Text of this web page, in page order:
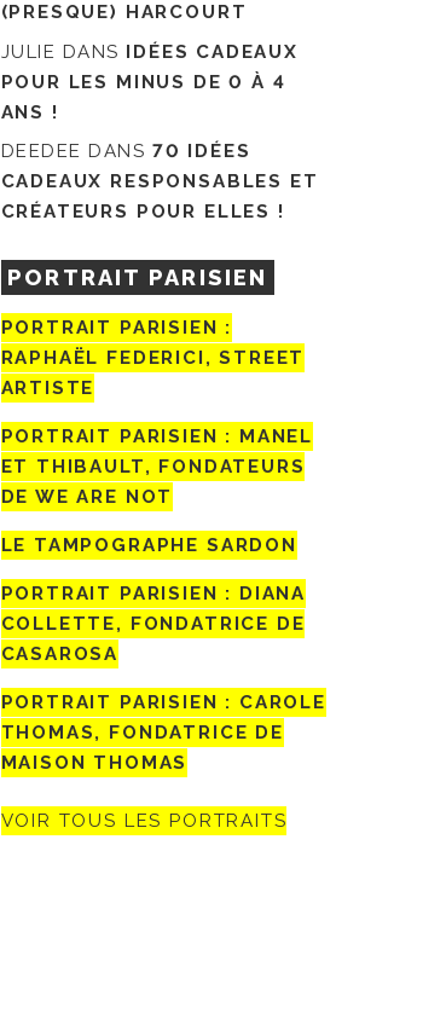
(PRESQUE) HARCOURT
JULIE DANS IDÉES CADEAUX
POUR LES MINUS DE 0 À 4
ANS !
DEEDEE DANS 70 IDÉES
CADEAUX RESPONSABLES ET
CRÉATEURS POUR ELLES !
PORTRAIT PARISIEN
PORTRAIT PARISIEN :
RAPHAËL FEDERICI, STREET
ARTISTE
PORTRAIT PARISIEN : MANEL
ET THIBAULT, FONDATEURS
DE WE ARE NOT
LE TAMPOGRAPHE SARDON
PORTRAIT PARISIEN : DIANA
COLLETTE, FONDATRICE DE
CASAROSA
PORTRAIT PARISIEN : CAROLE
THOMAS, FONDATRICE DE
MAISON THOMAS
VOIR TOUS LES PORTRAITS